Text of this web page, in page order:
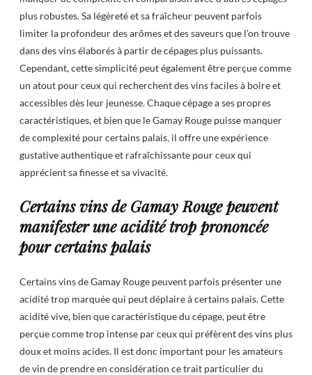
plus robustes. Sa légèreté et sa fraîcheur peuvent parfois
limiter la profondeur des arômes et des saveurs que l’on trouve
dans des vins élaborés à partir de cépages plus puissants.
Cependant, cette simplicité peut également être perçue comme
un atout pour ceux qui recherchent des vins faciles à boire et
accessibles dès leur jeunesse. Chaque cépage a ses propres
caractéristiques, et bien que le Gamay Rouge puisse manquer
de complexité pour certains palais, il offre une expérience
gustative authentique et rafraîchissante pour ceux qui
apprécient sa finesse et sa vivacité.
Certains vins de Gamay Rouge peuvent
manifester une acidité trop prononcée
pour certains palais
Certains vins de Gamay Rouge peuvent parfois présenter une
acidité trop marquée qui peut déplaire à certains palais. Cette
acidité vive, bien que caractéristique du cépage, peut être
perçue comme trop intense par ceux qui préfèrent des vins plus
doux et moins acides. Il est donc important pour les amateurs
de vin de prendre en considération ce trait particulier du